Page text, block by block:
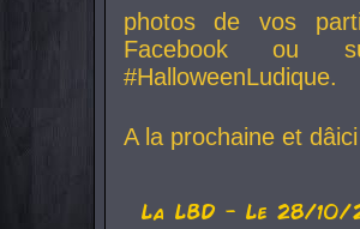
photos de vos
Facebook ou
#HalloweenLudique.
A la prochaine et
La LBD - Le 28/10/